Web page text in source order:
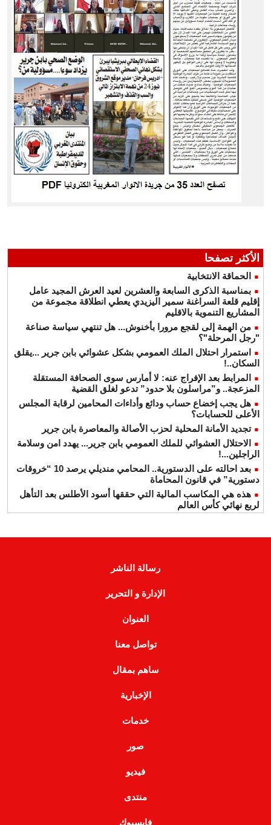
الأكثر تصفحا
الحماقة الانتخابية
بمناسبة الذكرى السابعة والعشرين لعيد العرش المجيد عامل
إقليم قلعة السراغنة سمير اليزيدي يعطي انطلاقة مجموعة من
المشاريع التنموية بالاقليم
من الهمة إلى لقجع مرورا بأخنوش... هل تنتهي سياسة صناعة
"رجل المرحلة"؟
استمرار احتلال الملك العمومي بشكل عشوائي بابن جرير ...يقلق
السكان..!
المرابط بعد الإفراج عنه: لا أمارس سوى الصحافة المستقلة
المزعجة.. و”مراسلون بلا حدود” تدعو لغلق القضية
هل يجب إخضاع حساب ودائع وأداءات المحامين لرقابة المجلس
الأعلى للحسابات؟
تجديد الأمانة المحلية لحزب الأصالة والمعاصرة بابن جرير
الاحتلال العشوائي للملك العمومي بابن جرير... يهدد امن وسلامة
الراجلين...!
بعد احالته على الدستورية.. المحامي منديلي يرصد 10 “خروقات
دستورية” في قانون المحاماة
هذه هي المكاسب المالية التي حققها أسود الأطلس بعد التأهل
لربع نهائي كأس العالم
رسالة الناشر
الإدارة و التحرير
العنوان
تواصل معنا
ساهم بمقال
الإخبارية
خدمات
صور
فيديو
منتدى
فايسبوك